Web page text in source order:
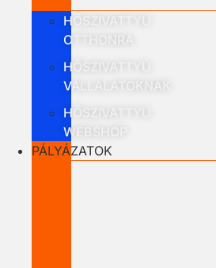
HŐSZIVATTYÚ
OTTHONRA
HŐSZIVATTYÚ
VÁLLALATOKNAK
HŐSZIVATTYÚ
WEBSHOP
PÁLYÁZATOK